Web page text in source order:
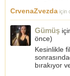
CrvenaZvezda için
Gümüş
önce)
Kesinlikle
bırakıyor